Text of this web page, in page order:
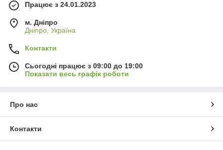
Працює з 24.01.2023
м. Дніпро
Дніпро, Україна
Контакти
Сьогодні працює з 09:00 до 19:00
Показати весь графік роботи
Про нас
Контакти